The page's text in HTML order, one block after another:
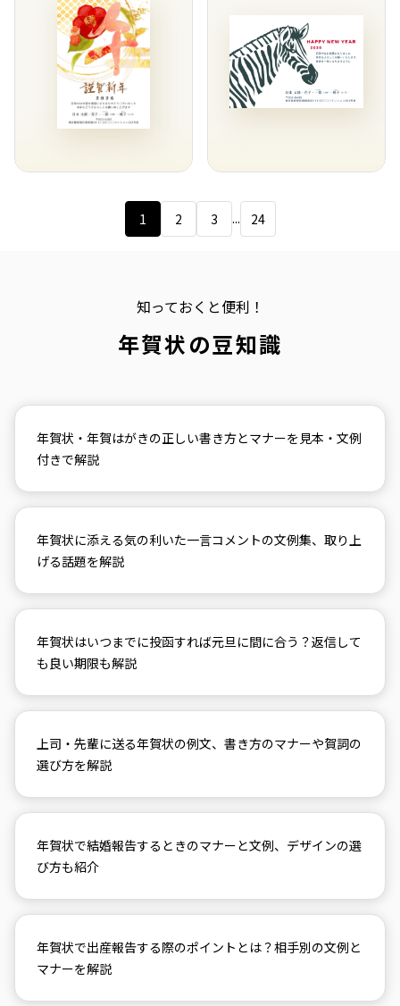
1 2 3 ... 24
知っておくと便利！
年賀状の豆知識
年賀状・年賀はがきの正しい書き方とマナーを見本・文例
付きで解説
年賀状に添える気の利いた一言コメントの文例集、取り上
げる話題を解説
年賀状はいつまでに投函すれば元旦に間に合う？返信して
も良い期限も解説
上司・先輩に送る年賀状の例文、書き方のマナーや賀詞の
選び方を解説
年賀状で結婚報告するときのマナーと文例、デザインの選
び方も紹介
年賀状で出産報告する際のポイントとは？相手別の文例と
マナーを解説